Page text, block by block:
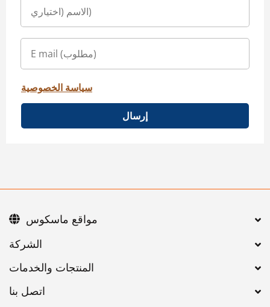
سياسة الخصوصية
إرسال
اتصل بنا
مواقع ماسكوس